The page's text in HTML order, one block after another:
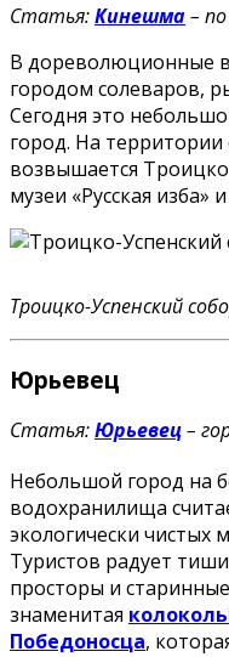
Статья:Кинешма–
В дореволюционные
городом солеваров,
Сегодня это
город. На территории
возвышается
музеи «Русская изба»
Троицко-Успенский
Юрьевец
Статья:Юрьевец–
Небольшой город на
водохранилища
экологически чистых
Туристов радует
просторы и
знаменитая
Победоносца,